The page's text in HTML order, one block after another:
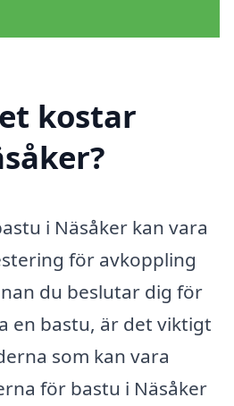
kostar
i Näsåker kan vara
för avkoppling
du beslutar dig för
en bastu, är det viktigt
som kan vara
för bastu i Näsåker